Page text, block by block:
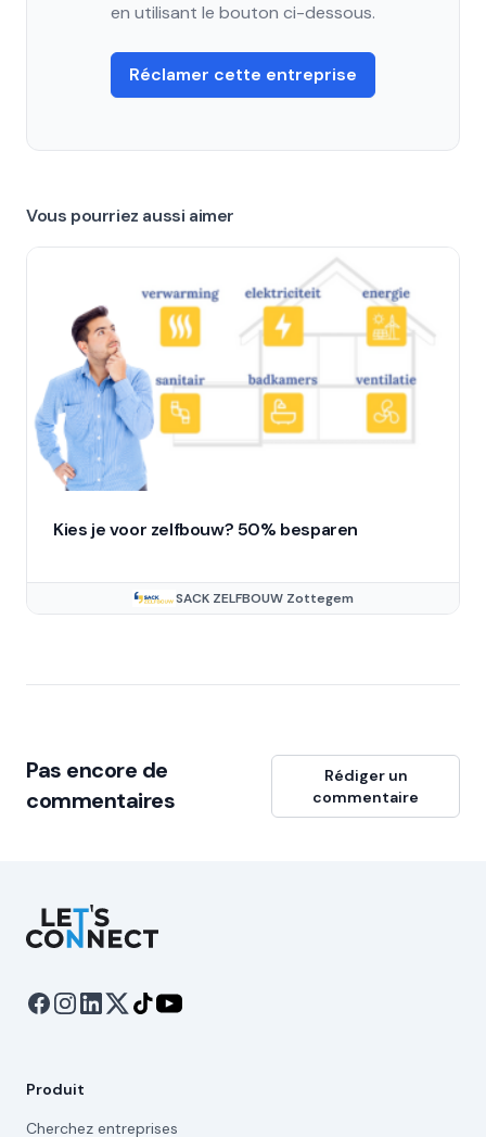
en utilisant le bouton ci-dessous.
Réclamer cette entreprise
Vous pourriez aussi aimer
Kies je voor zelfbouw? 50% besparen
SACK ZELFBOUW Zottegem
Pas encore de
commentaires
Rédiger un
commentaire
Let's Connect
Produit
Cherchez entreprises